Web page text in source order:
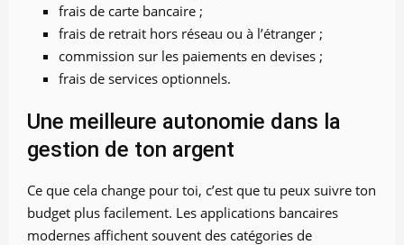
frais de carte bancaire ;
frais de retrait hors réseau ou à l’étranger ;
commission sur les paiements en devises ;
frais de services optionnels.
Une meilleure autonomie dans la
gestion de ton argent
Ce que cela change pour toi, c’est que tu peux suivre ton
budget plus facilement. Les applications bancaires
modernes affichent souvent des catégories de